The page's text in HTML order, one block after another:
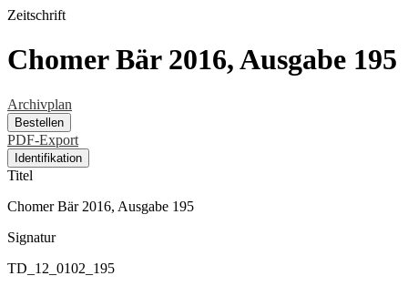
Zeitschrift
Chomer Bär 2016, Ausgabe 195
Archivplan
Bestellen
PDF-Export
Identifikation
Titel
Chomer Bär 2016, Ausgabe 195
Signatur
TD_12_0102_195